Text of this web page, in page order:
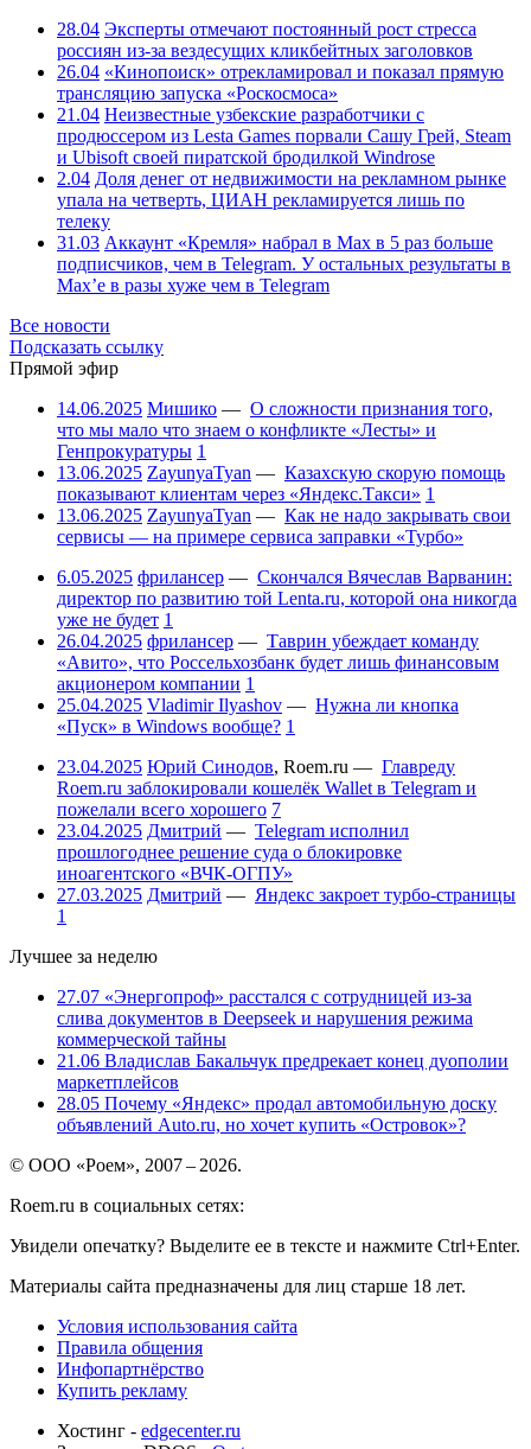
28.04 Эксперты отмечают постоянный рост стресса
россиян из-за вездесущих кликбейтных заголовков
26.04 «Кинопоиск» отрекламировал и показал прямую
трансляцию запуска «Роскосмоса»
21.04 Неизвестные узбекские разработчики с
продюссером из Lesta Games порвали Сашу Грей, Steam
и Ubisoft своей пиратской бродилкой Windrose
2.04 Доля денег от недвижимости на рекламном рынке
упала на четверть, ЦИАН рекламируется лишь по
телеку
31.03 Аккаунт «Кремля» набрал в Max в 5 раз больше
подписчиков, чем в Telegram. У остальных результаты в
Max’е в разы хуже чем в Telegram
Все новости
Подсказать ссылку
Прямой эфир
14.06.2025 Мишико — О сложности признания того,
что мы мало что знаем о конфликте «Лесты» и
Генпрокуратуры 1
13.06.2025 ZayunyaTyan — Казахскую скорую помощь
показывают клиентам через «Яндекс.Такси» 1
13.06.2025 ZayunyaTyan — Как не надо закрывать свои
сервисы — на примере сервиса заправки «Турбо»
6.05.2025 фрилансер — Скончался Вячеслав Варванин:
директор по развитию той Lenta.ru, которой она никогда
уже не будет 1
26.04.2025 фрилансер — Таврин убеждает команду
«Авито», что Россельхозбанк будет лишь финансовым
акционером компании 1
25.04.2025 Vladimir Ilyashov — Нужна ли кнопка
«Пуск» в Windows вообще? 1
23.04.2025 Юрий Синодов, Roem.ru — Главреду
Roem.ru заблокировали кошелёк Wallet в Telegram и
пожелали всего хорошего 7
23.04.2025 Дмитрий — Telegram исполнил
прошлогоднее решение суда о блокировке
иноагентского «ВЧК-ОГПУ»
27.03.2025 Дмитрий — Яндекс закроет турбо-страницы
1
Лучшее за неделю
27.07 «Энергопроф» расстался с сотрудницей из-за
слива документов в Deepseek и нарушения режима
коммерческой тайны
21.06 Владислав Бакальчук предрекает конец дуополии
маркетплейсов
28.05 Почему «Яндекс» продал автомобильную доску
объявлений Auto.ru, но хочет купить «Островок»?
© ООО «Роем», 2007 – 2026.
Roem.ru в социальных сетях:
Увидели опечатку? Выделите ее в тексте и нажмите Ctrl+Enter.
Материалы сайта предназначены для лиц старше 18 лет.
Условия использования сайта
Правила общения
Инфопартнёрство
Купить рекламу
Хостинг - edgecenter.ru